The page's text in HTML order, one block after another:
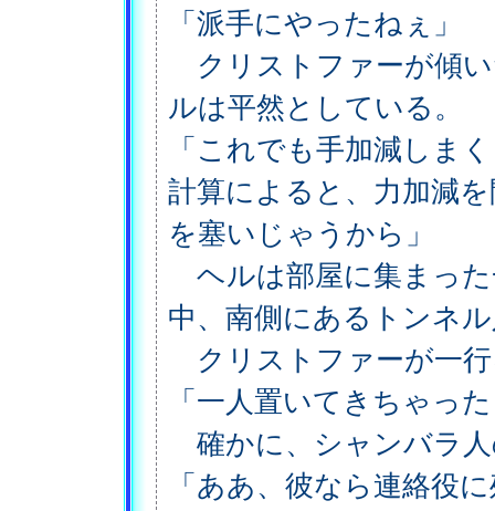
「派手にやったねぇ」
クリストファーが傾
ルは平然としている。
「これでも手加減しま
計算によると、力加減
を塞いじゃうから」
ヘルは部屋に集まった
中、南側にあるトンネ
クリストファーが一
「一人置いてきちゃっ
確かに、シャンバラ
「ああ、彼なら連絡役